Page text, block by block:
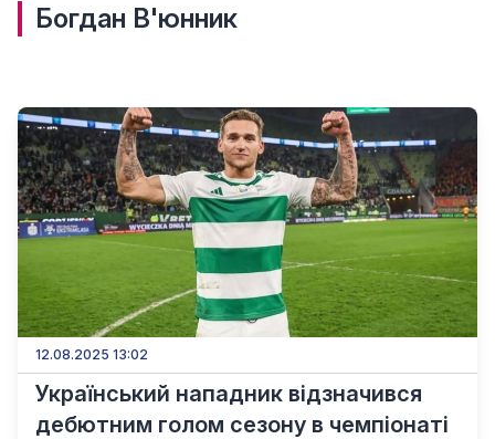
Богдан В'юнник
12.08.2025 13:02
Український нападник відзначився
дебютним голом сезону в чемпіонаті